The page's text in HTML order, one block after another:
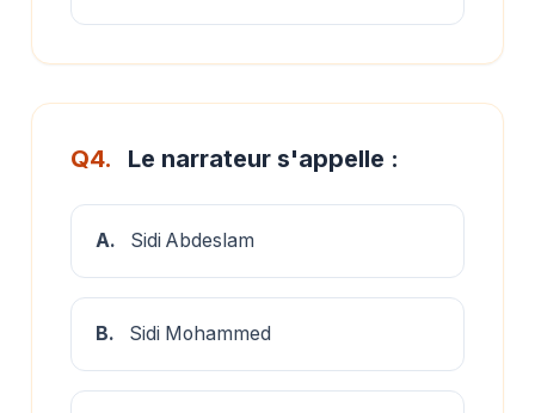
Q4. Le narrateur s'appelle :
A. Sidi Abdeslam
B. Sidi Mohammed